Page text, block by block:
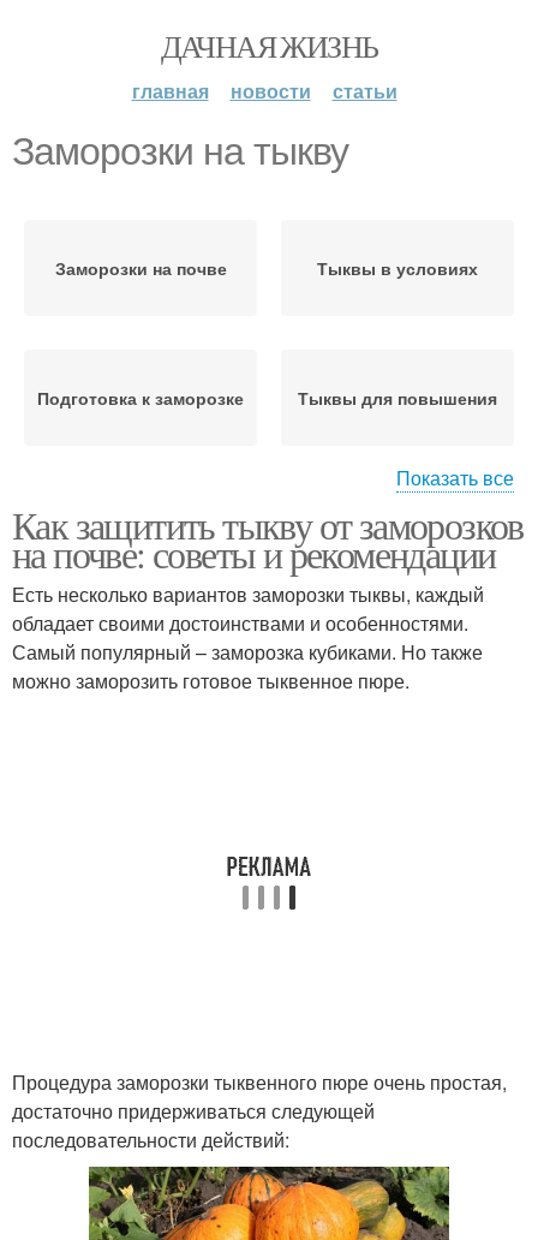
ДАЧНАЯ ЖИЗНЬ
главная новости статьи
Заморозки на тыкву
Заморозки на почве Тыквы в условиях
Подготовка к заморозке Тыквы для повышения
заморозкам
Показать все
Как защитить тыкву от заморозков
на почве: советы и рекомендации
Есть несколько вариантов заморозки тыквы, каждый
обладает своими достоинствами и особенностями.
Самый популярный – заморозка кубиками. Но также
можно заморозить готовое тыквенное пюре.
Процедура заморозки тыквенного пюре очень простая,
достаточно придерживаться следующей
последовательности действий: